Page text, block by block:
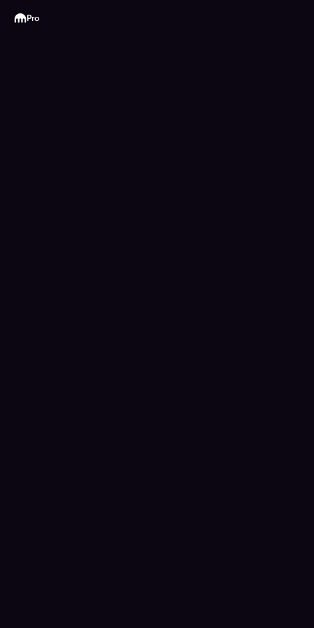
Kraken
Pro